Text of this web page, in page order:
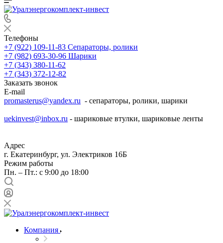
Телефоны
+7 (922) 109-11-83 Сепараторы, ролики
+7 (982) 693-30-96 Шарики
+7 (343) 380-11-62
+7 (343) 372-12-82
Заказать звонок
E-mail
promasterus@yandex.ru - сепараторы, ролики, шарики
uekinvest@inbox.ru - шариковые втулки, шариковые ленты
Адрес
г. Екатеринбург, ул. Электриков 16Б
Режим работы
Пн. – Пт.: с 9:00 до 18:00
Компания